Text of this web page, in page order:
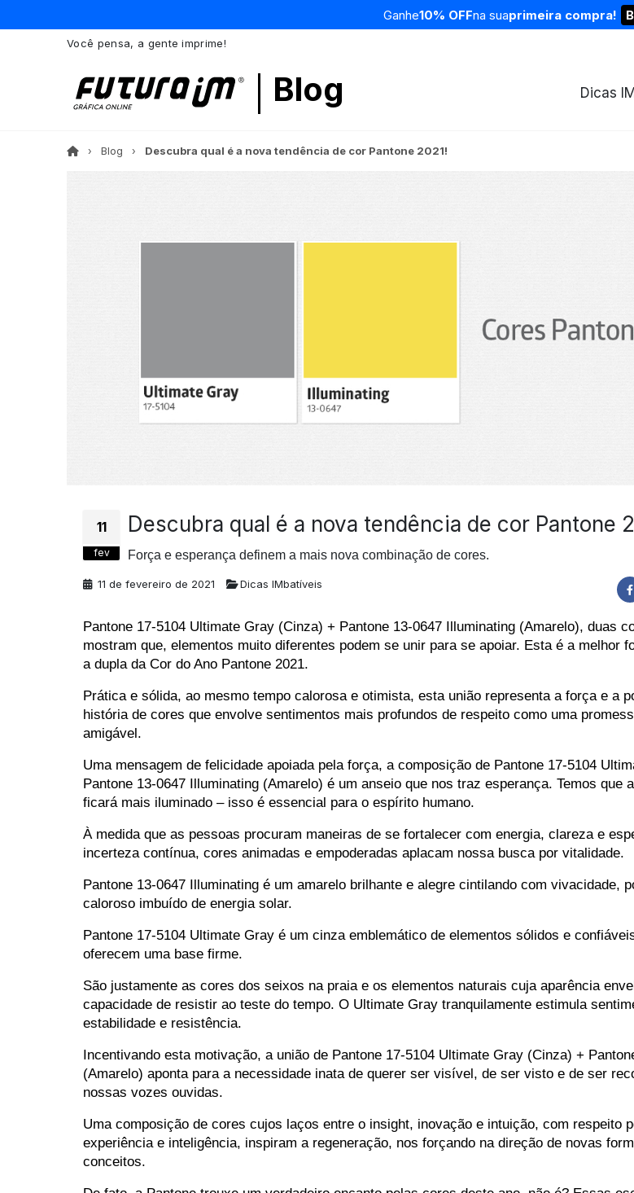
Ganhe10% OFFna suaprimeira compra!
Você pensa, a gente imprime!
Blog Dicas
Blog Descubra qual é a nova tendência de cor Pantone 2021!
11
fev
Descubra qual é a nova tendência de cor Pantone
Força e esperança definem a mais nova combinação de cores.
11 de fevereiro de 2021 Dicas IMbatíveis
Pantone 17-5104 Ultimate Gray (Cinza) + Pantone 13-0647 Illuminating (Amarelo), duas
mostram que, elementos muito diferentes podem se unir para se apoiar. Esta é a melhor
a dupla da Cor do Ano Pantone 2021.
Prática e sólida, ao mesmo tempo calorosa e otimista, esta união representa a força e a
história de cores que envolve sentimentos mais profundos de respeito como uma
amigável.
Uma mensagem de felicidade apoiada pela força, a composição de Pantone 17-5104
Pantone 13-0647 Illuminating (Amarelo) é um anseio que nos traz esperança. Temos que
ficará mais iluminado – isso é essencial para o espírito humano.
À medida que as pessoas procuram maneiras de se fortalecer com energia, clareza e
incerteza contínua, cores animadas e empoderadas aplacam nossa busca por vitalidade.
Pantone 13-0647 Illuminating é um amarelo brilhante e alegre cintilando com vivacidade,
caloroso imbuído de energia solar.
Pantone 17-5104 Ultimate Gray é um cinza emblemático de elementos sólidos e
oferecem uma base firme.
São justamente as cores dos seixos na praia e os elementos naturais cuja aparência
capacidade de resistir ao teste do tempo. O Ultimate Gray tranquilamente estimula
estabilidade e resistência.
Incentivando esta motivação, a união de Pantone 17-5104 Ultimate Gray (Cinza) +
(Amarelo) aponta para a necessidade inata de querer ser visível, de ser visto e de ser
nossas vozes ouvidas.
Uma composição de cores cujos laços entre o insight, inovação e intuição, com respeito
experiência e inteligência, inspiram a regeneração, nos forçando na direção de novas
conceitos.